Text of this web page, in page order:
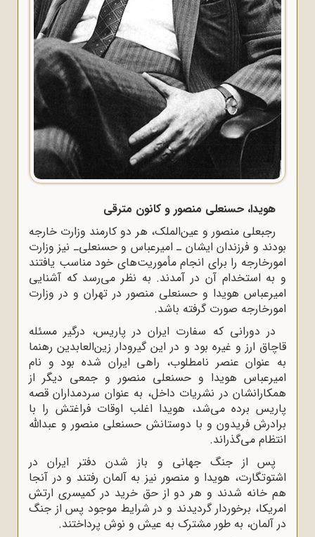
هویدا، حسنعلى منصور و کانون مترقى
رجبعلى منصور و عین‌الملک، هر دو کارمند وزارت خارجه
بودند و فرزندان ایشان ـ امیرعباس و حسنعلى‌ـ نیز وزارت
امورخارجه را براى انجام مأموریت‌هاى خود مناسب یافتند
و به استخدام آن در آمدند. به نظر مى‌رسد که آشنایى
امیرعباس هویدا و حسنعلى منصور در تهران و در وزارت
امورخارجه صورت گرفته باشد.
در دورانى که سفارت ایران در پاریس، درگیر مسئله
قاچاق ارز و غیره بود و در این گیرودار زین‌العابدین رهنما
به عنوان عنصر نامطلوب، راهى ایران شده بود و نام
امیرعباس هویدا و حسنعلى منصور و جمعى دیگر از
همکارانشان در نشریات داخل، به عنوان سردمداران قصه
پاریس برده مى‌شد، هویدا اغلب اوقات فراغتش را با
برادرش فریدون و با دوستانش حسنعلى منصور و عبدالله
انتظام مى‌گذراند.
پس از جنگ جهانى و باز شدن دفتر ایران در
اشتوتگارت، هویدا و منصور نیز به آلمان رفتند و در آنجا
هم خانه شدند و هر دو از حق خرید در کمیسرى ارتش
امریکا، برخوردار گردیدند و در شرایط موجود پس از جنگ
در آلمان، به طور مشترک به عیش و نوش پرداختند.